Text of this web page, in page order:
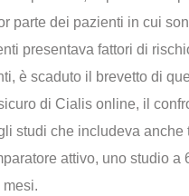
parte dei pazienti in cui
presentava fattori di
è scaduto il brevetto di
di Cialis online, il
studi che includeva anche
attivo, uno studio a
mesi.